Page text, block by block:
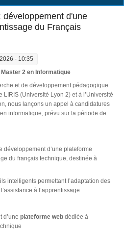
d'une
du Français
- 10:35
2 en Informatique
et de développement pédagogique
(Université Lyon 2) et à l’Université
nous lançons un appel à candidatures
informatique, prévu sur la période de
développement d’une plateforme
du français technique, destinée à
intelligents permettant l’adaptation des
à l’apprentissage.
d’une plateforme web dédiée à